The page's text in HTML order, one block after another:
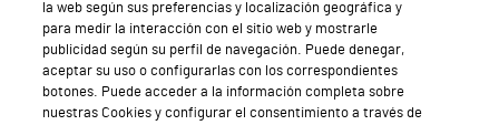
Quiénes somos
Trabajar en Vithas
Teléfono Cita Médica
la web según sus preferencias y localización geográfica y
para medir la interacción con el sitio web y mostrarle
publicidad según su perfil de navegación. Puede denegar,
aceptar su uso o configurarlas con los correspondientes
botones. Puede acceder a la información completa sobre
nuestras Cookies y configurar el consentimiento a través de